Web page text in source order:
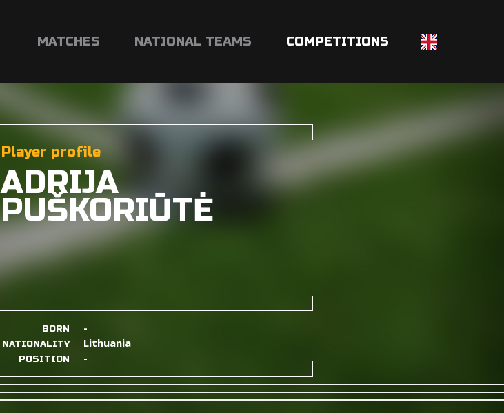
MATCHES NATIONAL TEAMS COMPETITIONS
Player profile
ADRIJA
PUŠKORIŪTĖ
BORN -
NATIONALITY Lithuania
POSITION -